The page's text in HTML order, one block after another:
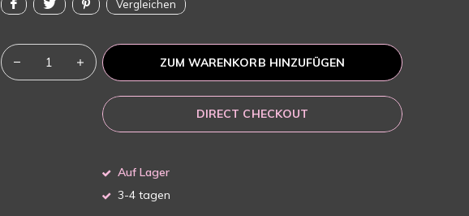
Vergleichen
ZUM WARENKORB HINZUFÜGEN
DIRECT CHECKOUT
Auf Lager
3-4 tagen